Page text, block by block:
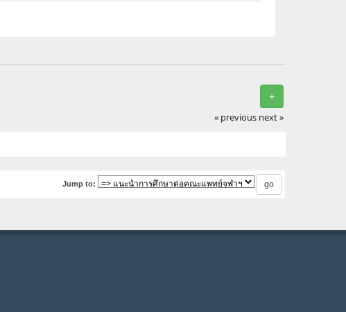
+
« previous next »
Jump to: